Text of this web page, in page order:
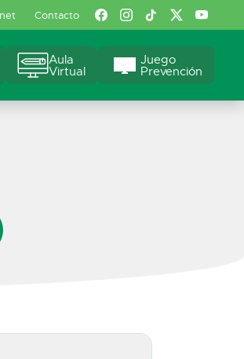
Contacto
Aula
Virtual
Juego
Prevención